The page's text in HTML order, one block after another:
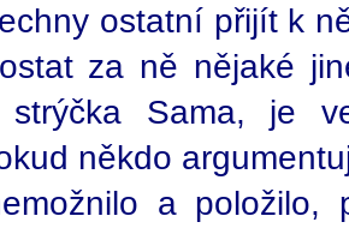
ostatní přijít k
za ně nějaké
strýčka Sama, je
někdo
a položilo,